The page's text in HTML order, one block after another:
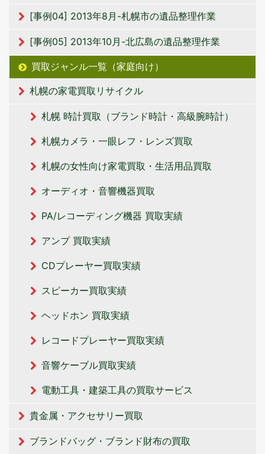
[事例04] 2013年8月-札幌市の遺品整理作業
[事例05] 2013年10月-北広島の遺品整理作業
買取ジャンル一覧（家庭向け）
札幌の家電買取リサイクル
札幌 時計買取（ブランド時計・高級腕時計）
札幌カメラ・一眼レフ・レンズ買取
札幌の女性向け家電買取・生活用品買取
オーディオ・音響機器買取
PA/レコーディング機器 買取実績
アンプ 買取実績
CDプレーヤー買取実績
スピーカー買取実績
ヘッドホン 買取実績
レコードプレーヤー買取実績
音響ケーブル買取実績
電動工具・建築工具の買取サービス
貴金属・アクセサリー買取
ブランドバッグ・ブランド財布の買取